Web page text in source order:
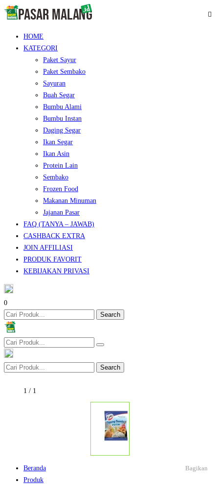
HOME
KATEGORI
Paket Sayur
Paket Sembako
Sayuran
Buah Segar
Bumbu Alami
Bumbu Instan
Daging Segar
Ikan Segar
Ikan Asin
Protein Lain
Sembako
Frozen Food
Makanan Minuman
Jajanan Pasar
FAQ (TANYA – JAWAB)
CASHBACK EXTRA
JOIN AFFILIASI
PRODUK FAVORIT
KEBIJAKAN PRIVASI
0
Search
Search
1 / 1
Beranda
Produk
Bagikan